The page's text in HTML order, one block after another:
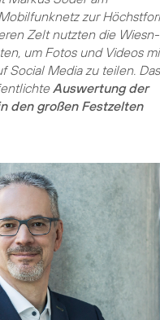
zur
Zelt nutzten die Wiesn-
um Fotos und Videos
Social Media zu teilen. Das
Auswertung der
den großen Festzelten